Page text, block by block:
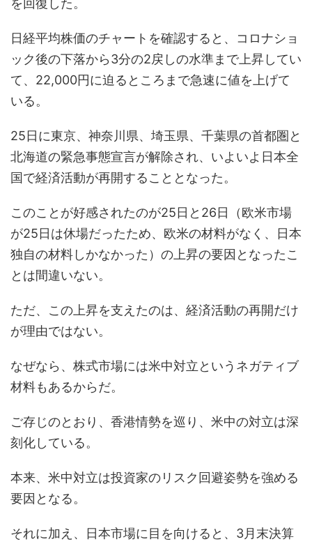
日経平均株価のチャートを確認すると、コロナショ
ック後の下落から3分の2戻しの水準まで上昇してい
て、22,000円に迫るところまで急速に値を上げて
いる。
25日に東京、神奈川県、埼玉県、千葉県の首都圏と
北海道の緊急事態宣言が解除され、いよいよ日本全
国で経済活動が再開することとなった。
このことが好感されたのが25日と26日（欧米市場
が25日は休場だったため、欧米の材料がなく、日本
独自の材料しかなかった）の上昇の要因となったこ
とは間違いない。
ただ、この上昇を支えたのは、経済活動の再開だけ
が理由ではない。
なぜなら、株式市場には米中対立というネガティブ
材料もあるからだ。
ご存じのとおり、香港情勢を巡り、米中の対立は深
刻化している。
本来、米中対立は投資家のリスク回避姿勢を強める
要因となる。
それに加え、日本市場に目を向けると、3月末決算